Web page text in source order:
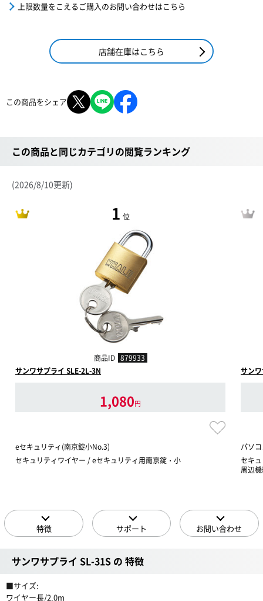
上限数量をこえるご購入のお問い合わせはこちら
店舗在庫はこちら
この商品をシェア
この商品と同じカテゴリの閲覧ランキング
(2026/8/10更新)
1 位
商品ID 879933
サンワサプライ SLE-2L-3N
1,080円
eセキュリティ(南京錠小No.3)
セキュリティワイヤー / eセキュリティ用南京錠・小
サン
パソ
セキ
周辺
特徴 サポート お問い合わせ
サンワサプライ SL-31S の 特徴
■サイズ:
ワイヤー長/2.0m